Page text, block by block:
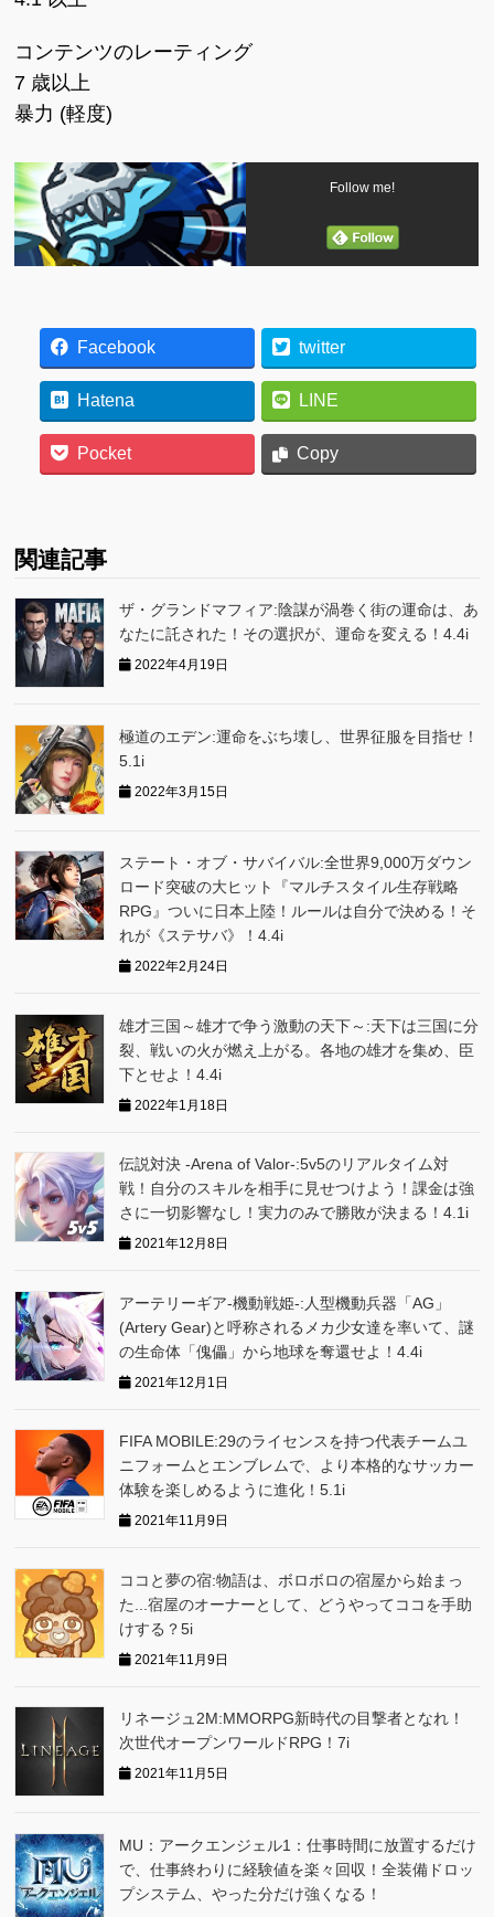
コンテンツのレーティング
7 歳以上
暴力 (軽度)
Follow me!
Facebook twitter
Hatena LINE
Pocket Copy
関連記事
ザ・グランドマフィア:陰謀が渦巻く街の運命は、あ
なたに託された！その選択が、運命を変える！4.4i
2022年4月19日
極道のエデン:運命をぶち壊し、世界征服を目指せ！
5.1i
2022年3月15日
ステート・オブ・サバイバル:全世界9,000万ダウン
ロード突破の大ヒット『マルチスタイル生存戦略
RPG』ついに日本上陸！ルールは自分で決める！そ
れが《ステサバ》！4.4i
2022年2月24日
雄才三国～雄才で争う激動の天下～:天下は三国に分
裂、戦いの火が燃え上がる。各地の雄才を集め、臣
下とせよ！4.4i
2022年1月18日
伝説対決 -Arena of Valor-:5v5のリアルタイム対
戦！自分のスキルを相手に見せつけよう！課金は強
さに一切影響なし！実力のみで勝敗が決まる！4.1i
2021年12月8日
アーテリーギア-機動戦姫-:人型機動兵器「AG」
(Artery Gear)と呼称されるメカ少女達を率いて、謎
の生命体「傀儡」から地球を奪還せよ！4.4i
2021年12月1日
FIFA MOBILE:29のライセンスを持つ代表チームユ
ニフォームとエンブレムで、より本格的なサッカー
体験を楽しめるように進化！5.1i
2021年11月9日
ココと夢の宿:物語は、ボロボロの宿屋から始まっ
た...宿屋のオーナーとして、どうやってココを手助
けする？5i
2021年11月9日
リネージュ2M:MMORPG新時代の目撃者となれ！
次世代オープンワールドRPG！7i
2021年11月5日
MU：アークエンジェル1：仕事時間に放置するだけ
で、仕事終わりに経験値を楽々回収！全装備ドロッ
プシステム、やった分だけ強くなる！